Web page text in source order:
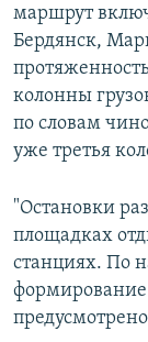
маршрут
Бердянск,
колонны
по словам
уже третья
"Остановки
площадках
станциях. По
формирование